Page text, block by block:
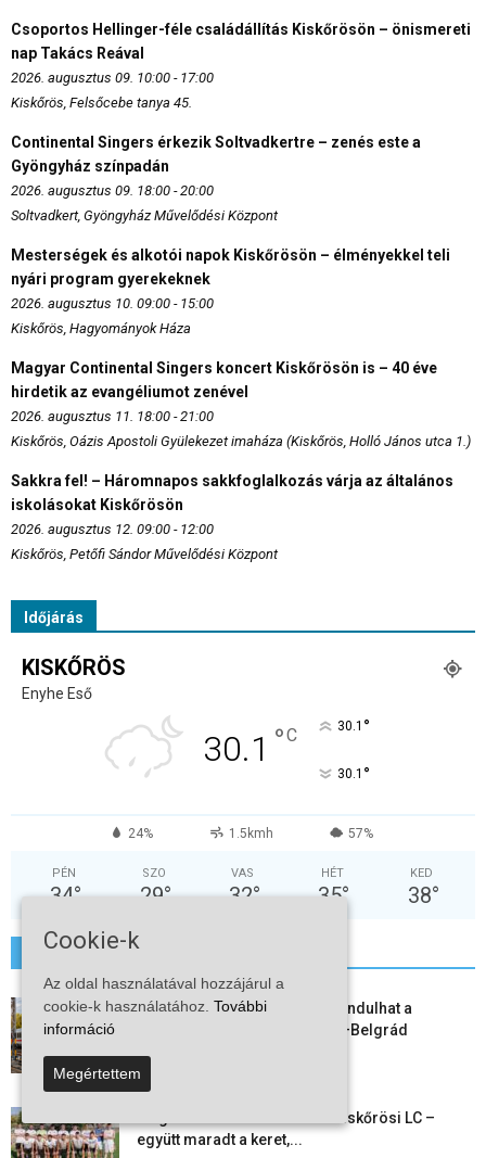
Csoportos Hellinger-féle családállítás Kiskőrösön – önismereti
nap Takács Reával
2026. augusztus 09. 10:00 - 17:00
Kiskőrös, Felsőcebe tanya 45.
Continental Singers érkezik Soltvadkertre – zenés este a
Gyöngyház színpadán
2026. augusztus 09. 18:00 - 20:00
Soltvadkert, Gyöngyház Művelődési Központ
Mesterségek és alkotói napok Kiskőrösön – élményekkel teli
nyári program gyerekeknek
2026. augusztus 10. 09:00 - 15:00
Kiskőrös, Hagyományok Háza
Magyar Continental Singers koncert Kiskőrösön is – 40 éve
hirdetik az evangéliumot zenével
2026. augusztus 11. 18:00 - 21:00
Kiskőrös, Oázis Apostoli Gyülekezet imaháza (Kiskőrös, Holló János utca 1.)
Sakkra fel! – Háromnapos sakkfoglalkozás várja az általános
iskolásokat Kiskőrösön
2026. augusztus 12. 09:00 - 12:00
Kiskőrös, Petőfi Sándor Művelődési Központ
Időjárás
KISKŐRÖS
Enyhe Eső
30.1 °C 30.1 °
30.1 °
24% 1.5kmh 57%
PÉN
34°
SZO
29°
VAS
32°
HÉT
35°
KED
38°
További hírek
Vitézy Dávid: már ősszel újraindulhat a
személyszállítás a Budapest–Belgrád
2026-08-06
Megkezdte a felkészülést a Kiskőrösi LC –
együtt maradt a keret,...
Cookie-k
Az oldal használatával hozzájárul a
cookie-k használatához. További
információ
Megértettem